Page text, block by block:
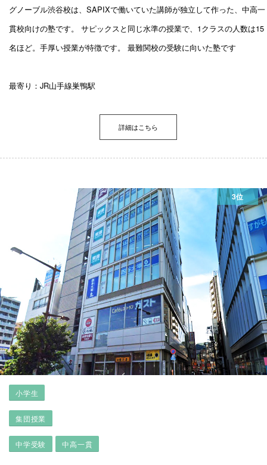
グノーブル渋谷校は、SAPIXで働いていた講師が独立して作った、中高一
貫校向けの塾です。 サピックスと同じ水準の授業で、1クラスの人数は15
名ほど。手厚い授業が特徴です。 最難関校の受験に向いた塾です
最寄り：JR山手線巣鴨駅
詳細はこちら
3位
小学生
集団授業
中学受験 中高一貫